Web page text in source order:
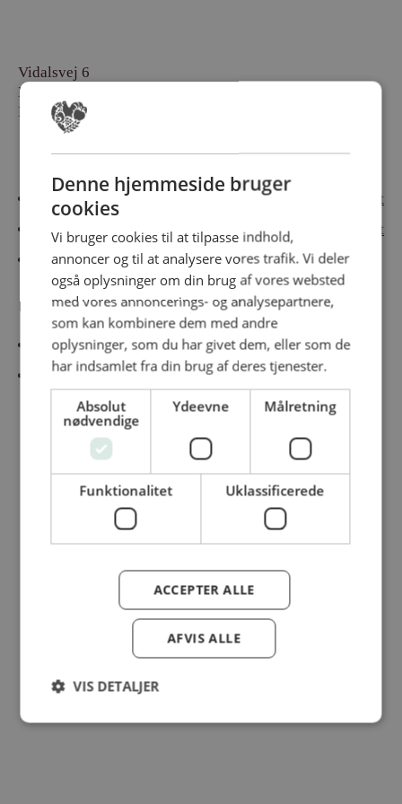
Vidalsvej 6
DK-9230 Svenstrup
Denmark
Cateringmesse Nord
Cateringmesse Midt
Cateringmesse Syd
Cateringmesse Øst
Cateringmesse Thy
Information
Cookiepolitk
Persondatapolitik
© Dansk Cater A/S - All rights reserved
Denne hjemmeside bruger
cookies
Vi bruger cookies til at tilpasse indhold,
annoncer og til at analysere vores trafik. Vi deler
også oplysninger om din brug af vores websted
med vores annoncerings- og analysepartnere,
som kan kombinere dem med andre
oplysninger, som du har givet dem, eller som de
har indsamlet fra din brug af deres tjenester.
Absolut
nødvendige
Ydeevne Målretning
Funktionalitet Uklassificerede
ACCEPTER ALLE
AFVIS ALLE
VIS DETALJER